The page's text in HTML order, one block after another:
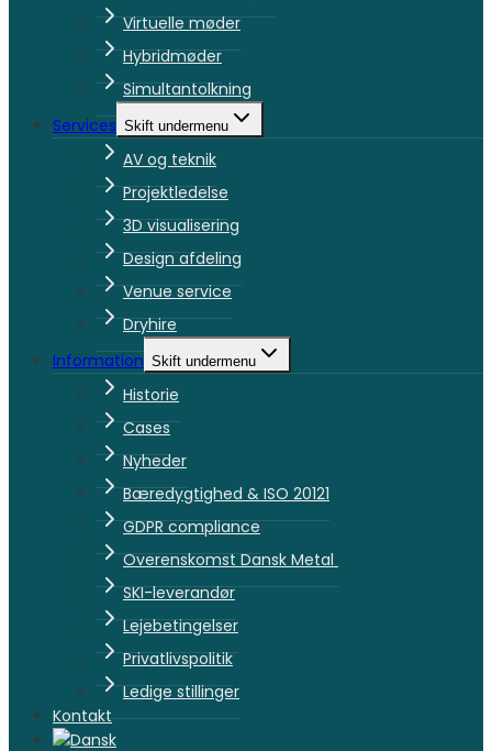
Virtuelle møder
Hybridmøder
Simultantolkning
Services Skift undermenu
AV og teknik
Projektledelse
3D visualisering
Design afdeling
Venue service
Dryhire
Information Skift undermenu
Historie
Cases
Nyheder
Bæredygtighed & ISO 20121
GDPR compliance
Overenskomst Dansk Metal
SKI-leverandør
Lejebetingelser
Privatlivspolitik
Ledige stillinger
Kontakt